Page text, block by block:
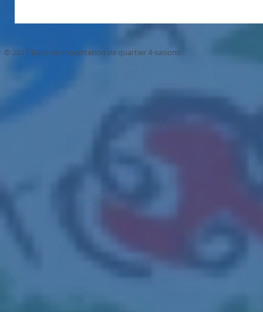
© 2017 Table de concertation de quartier 4-saisons